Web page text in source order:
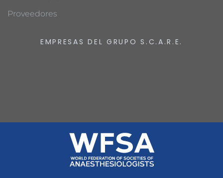
Proveedores
EMPRESAS DEL GRUPO S.C.A.R.E.